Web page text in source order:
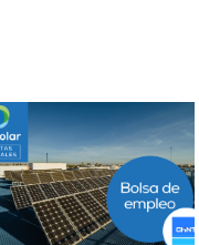
Prácticas
Departamento
Ingeniería B2B en
Sevilla